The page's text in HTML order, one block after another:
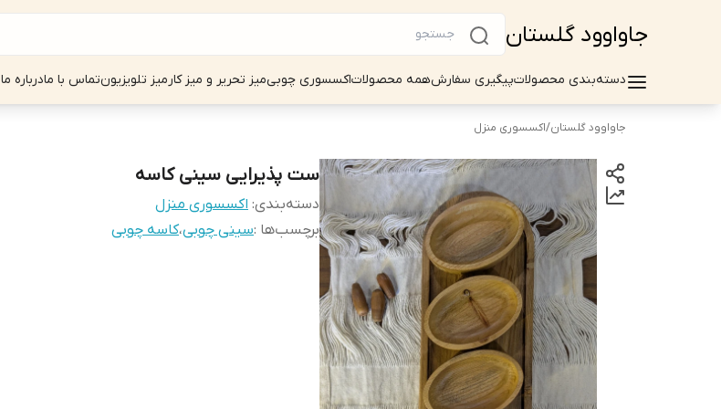
جاواوود گلستان
دسته‌بندی محصولاتپیگیری سفارشهمه محصولاتاکسسوری چوبیمیز تحریر و میز کارمیز تلویزیونتماس با مادرباره ما
جاواوود گلستان/اکسسوری منزل
ست پذیرایی سینی کاسه
دسته‌بندی: اکسسوری منزل
برچسب‌ها :سینی چوبی،کاسه چوبی